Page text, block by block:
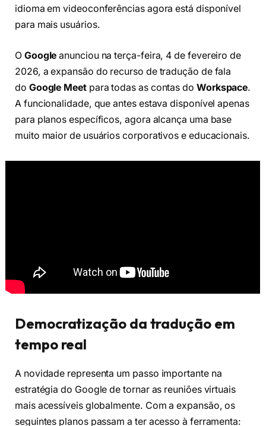
idioma em videoconferências agora está disponível
para mais usuários.
O Google anunciou na terça-feira, 4 de fevereiro de
2026, a expansão do recurso de tradução de fala
do Google Meetpara todas as contas do Workspace.
A funcionalidade, que antes estava disponível apenas
para planos específicos, agora alcança uma base
muito maior de usuários corporativos e educacionais.
Democratização da tradução em
tempo real
A novidade representa um passo importante na
estratégia do Google de tornar as reuniões virtuais
mais acessíveis globalmente. Com a expansão, os
seguintes planos passam a ter acesso à ferramenta: